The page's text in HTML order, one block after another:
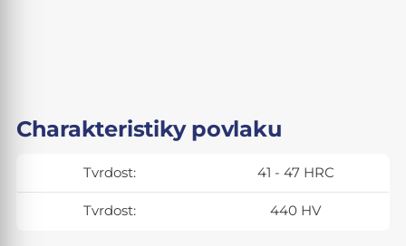
Charakteristiky povlaku
Tvrdost: 41 - 47 HRC
Tvrdost: 440 HV